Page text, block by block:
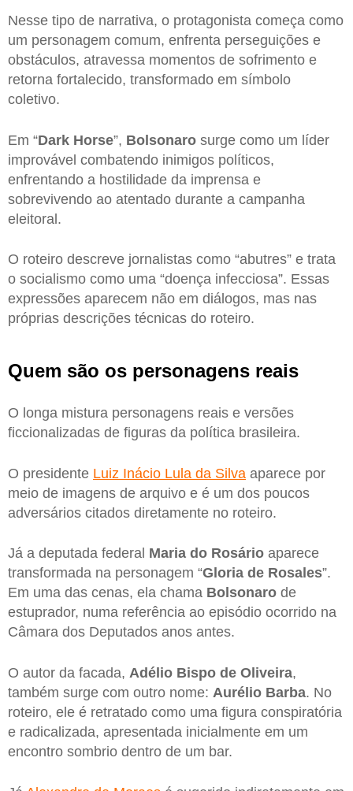
Nesse tipo de narrativa, o protagonista começa como
um personagem comum, enfrenta perseguições e
obstáculos, atravessa momentos de sofrimento e
retorna fortalecido, transformado em símbolo
coletivo.
Em “Dark Horse”, Bolsonaro surge como um líder
improvável combatendo inimigos políticos,
enfrentando a hostilidade da imprensa e
sobrevivendo ao atentado durante a campanha
eleitoral.
O roteiro descreve jornalistas como “abutres” e trata
o socialismo como uma “doença infecciosa”. Essas
expressões aparecem não em diálogos, mas nas
próprias descrições técnicas do roteiro.
Quem são os personagens reais
O longa mistura personagens reais e versões
ficcionalizadas de figuras da política brasileira.
O presidente Luiz Inácio Lula da Silva aparece por
meio de imagens de arquivo e é um dos poucos
adversários citados diretamente no roteiro.
Já a deputada federal Maria do Rosário aparece
transformada na personagem “Gloria de Rosales”.
Em uma das cenas, ela chama Bolsonaro de
estuprador, numa referência ao episódio ocorrido na
Câmara dos Deputados anos antes.
O autor da facada, Adélio Bispo de Oliveira,
também surge com outro nome: Aurélio Barba. No
roteiro, ele é retratado como uma figura conspiratória
e radicalizada, apresentada inicialmente em um
encontro sombrio dentro de um bar.